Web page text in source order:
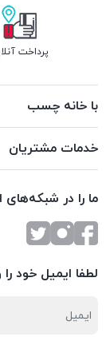
پرداخت
با خانه چسب
خدمات مشتریان
ما را در شبکه‌های
لطفا ایمیل خود را